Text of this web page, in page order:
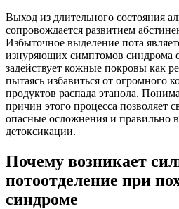
Выход из длительного состояния
сопровождается развитием
Избыточное выделение пота
изнуряющих симптомов синдрома
задействует кожные покровы как
пытаясь избавиться от огромного
продуктов распада этанола.
причин этого процесса позволяет
опасные осложнения и правильно
детоксикации.
Почему возникает
потоотделение при
синдроме